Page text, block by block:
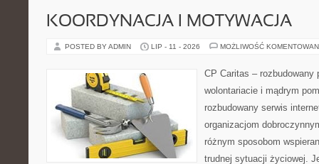
KOORDYNACJA I MOTYWACJA
POSTED BY ADMIN LIP - 11 - 2026 MOŻLIWOŚĆ
CP Caritas – rozbudowany
wolontariacie i mądrym
rozbudowany serwis
organizacjom
różnym sposobom
trudnej sytuacji życiowej.